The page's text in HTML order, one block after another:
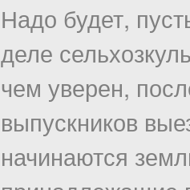
Надо будет,
деле
чем уверен,
выпускников
начинаются